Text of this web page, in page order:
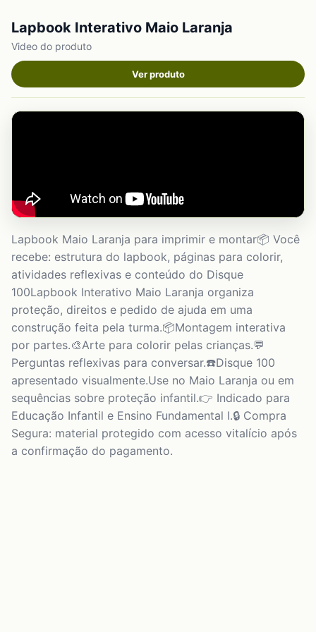
Lapbook Interativo Maio Laranja
Video do produto
Ver produto
Lapbook Maio Laranja para imprimir e montar📦 Você
recebe: estrutura do lapbook, páginas para colorir,
atividades reflexivas e conteúdo do Disque
100Lapbook Interativo Maio Laranja organiza
proteção, direitos e pedido de ajuda em uma
construção feita pela turma.📦Montagem interativa
por partes.🎨Arte para colorir pelas crianças.💬
Perguntas reflexivas para conversar.☎️Disque 100
apresentado visualmente.Use no Maio Laranja ou em
sequências sobre proteção infantil.👉 Indicado para
Educação Infantil e Ensino Fundamental I.🔒 Compra
Segura: material protegido com acesso vitalício após
a confirmação do pagamento.